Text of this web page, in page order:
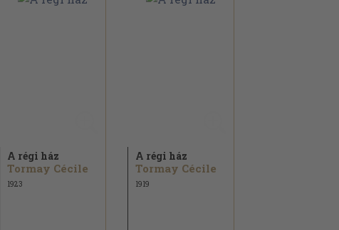
A régi ház
Tormay Cécile
1923
A régi ház
Tormay Cécile
1919